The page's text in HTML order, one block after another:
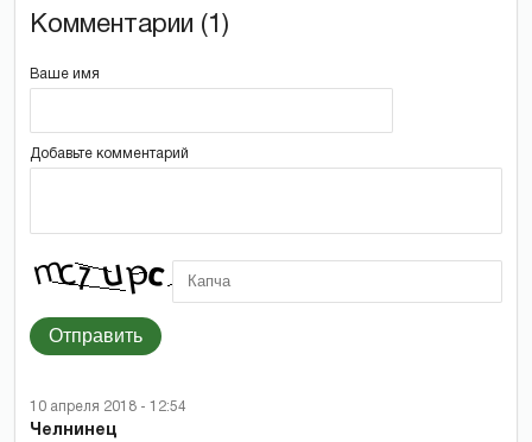
Комментарии (1)
Ваше имя
Добавьте комментарий
Отправить
10 апреля 2018 - 12:54
Челнинец